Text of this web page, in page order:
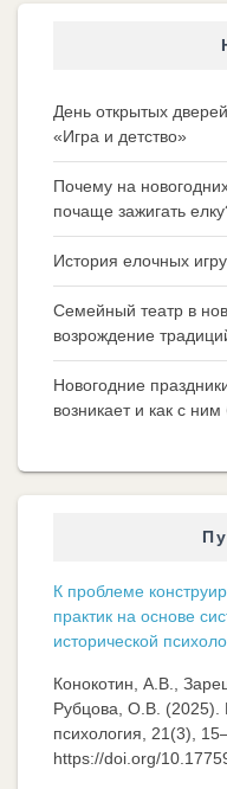
День открытых
«Игра и детство»
Почему на
почаще зажигать
История елочных
Семейный театр в
возрождение
Новогодние
возникает и как с ним
К проблеме
практик на основе
исторической
Конокотин, А.В.,
Рубцова, О.В. (2025).
психология, 21(3),
https://doi.org/